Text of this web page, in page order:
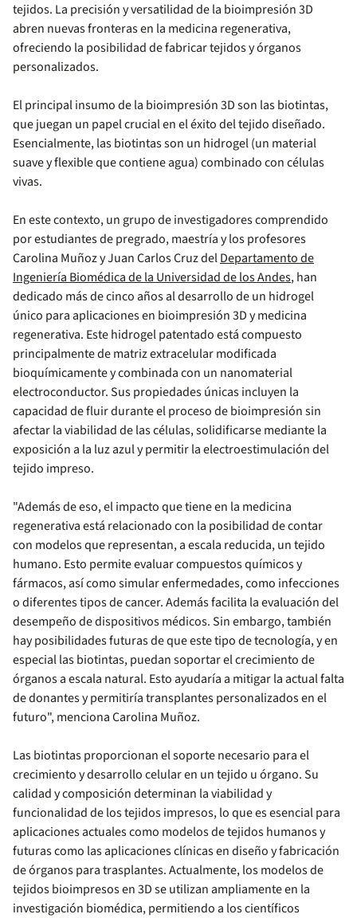
tejidos. La precisión y versatilidad de la bioimpresión 3D
abren nuevas fronteras en la medicina regenerativa,
ofreciendo la posibilidad de fabricar tejidos y órganos
personalizados.
El principal insumo de la bioimpresión 3D son las biotintas,
que juegan un papel crucial en el éxito del tejido diseñado.
Esencialmente, las biotintas son un hidrogel (un material
suave y flexible que contiene agua) combinado con células
vivas.
En este contexto, un grupo de investigadores comprendido
por estudiantes de pregrado, maestría y los profesores
Carolina Muñoz y Juan Carlos Cruz delDepartamento de
Ingeniería Biomédica de la Universidad de los Andes, han
dedicado más de cinco años al desarrollo de un hidrogel
único para aplicaciones en bioimpresión 3D y medicina
regenerativa. Este hidrogel patentado está compuesto
principalmente de matriz extracelular modificada
bioquímicamente y combinada con un nanomaterial
electroconductor. Sus propiedades únicas incluyen la
capacidad de fluir durante el proceso de bioimpresión sin
afectar la viabilidad de las células, solidificarse mediante la
exposición a la luz azul y permitir la electroestimulación del
tejido impreso.
"Además de eso, el impacto que tiene en la medicina
regenerativa está relacionado con la posibilidad de contar
con modelos que representan, a escala reducida, un tejido
humano. Esto permite evaluar compuestos químicos y
fármacos, así como simular enfermedades, como infecciones
o diferentes tipos de cancer. Además facilita la evaluación del
desempeño de dispositivos médicos. Sin embargo, también
hay posibilidades futuras de que este tipo de tecnología, y en
especial las biotintas, puedan soportar el crecimiento de
órganos a escala natural. Esto ayudaría a mitigar la actual falta
de donantes y permitiría transplantes personalizados en el
futuro", menciona Carolina Muñoz.
Las biotintas proporcionan el soporte necesario para el
crecimiento y desarrollo celular en un tejido u órgano. Su
calidad y composición determinan la viabilidad y
funcionalidad de los tejidos impresos, lo que es esencial para
aplicaciones actuales como modelos de tejidos humanos y
futuras como las aplicaciones clínicas en diseño y fabricación
de órganos para trasplantes. Actualmente, los modelos de
tejidos bioimpresos en 3D se utilizan ampliamente en la
investigación biomédica, permitiendo a los científicos